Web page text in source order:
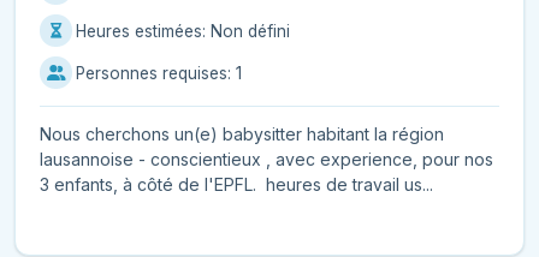
Heures estimées: Non défini
Personnes requises: 1
Nous cherchons un(e) babysitter habitant la région
lausannoise - conscientieux , avec experience, pour nos
3 enfants, à côté de l'EPFL. heures de travail us...